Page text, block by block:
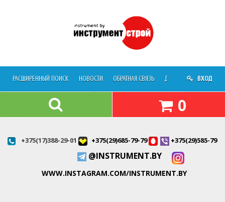
РАСШИРЕННЫЙ ПОИСК НОВОСТИ ОБРАТНАЯ СВЯЗЬ ДОСТАВКА О
ВХОД
0
+375(17)388-29-01 +375(29)685-79-79 +375(29)585-79-
@INSTRUMENT.BY
WWW.INSTAGRAM.COM/INSTRUMENT.BY